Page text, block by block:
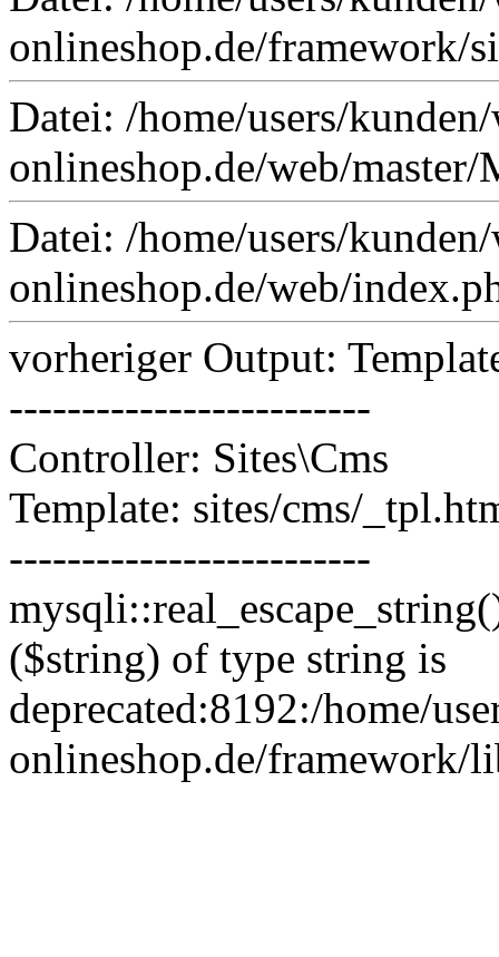
onlineshop.de/framework/
Datei: /home/users/
onlineshop.de/web/
Datei: /home/users/
onlineshop.de/web/
vorheriger Output:
-------------------------
Controller: Sites\Cms
Template: sites/cms/
-------------------------
($string) of type string is
deprecated:8192:/home/
onlineshop.de/framework/